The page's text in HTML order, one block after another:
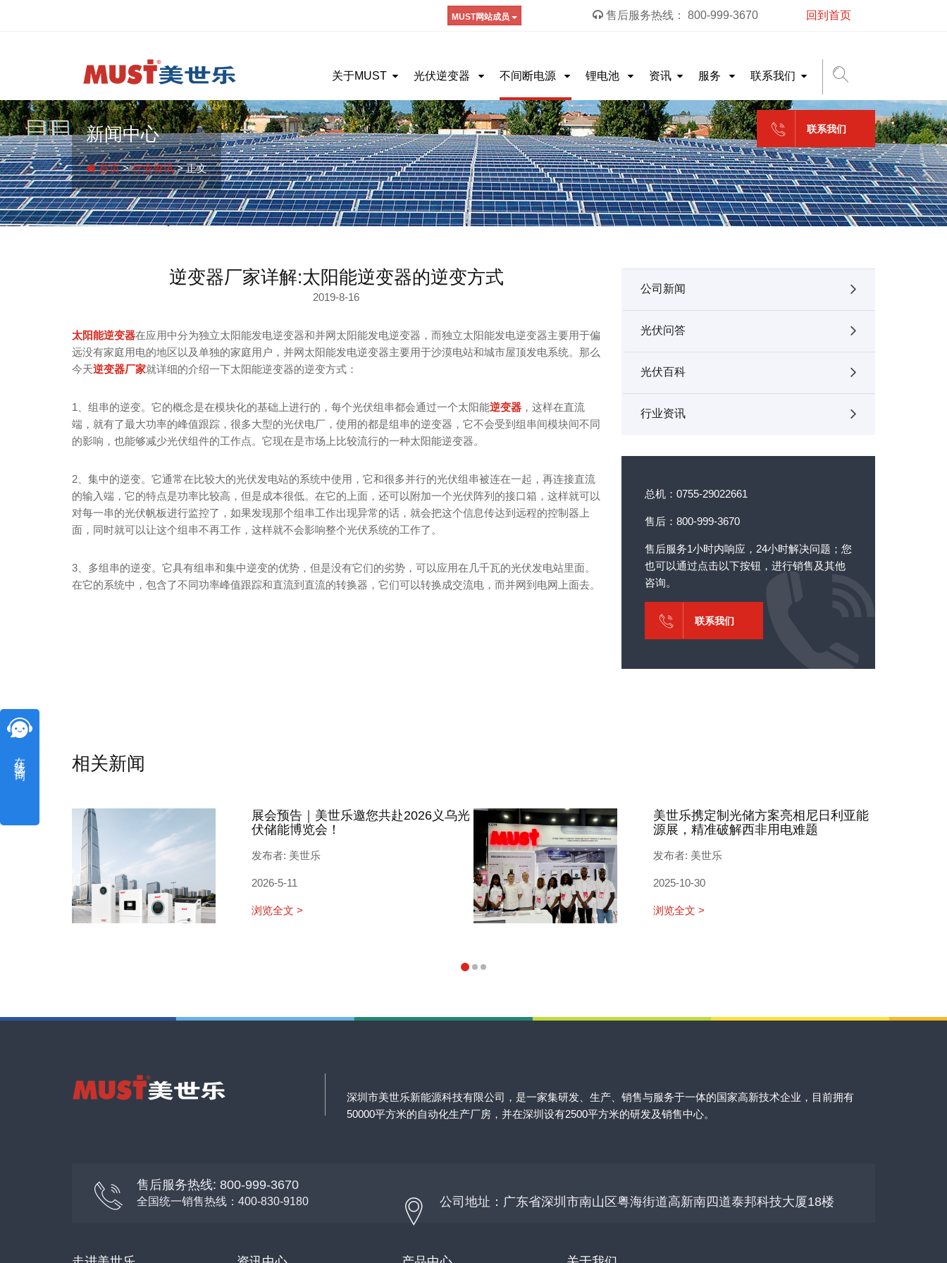
售后服务热线： 800-999-3670 回到首页
MUST网站成员
关于MUST 光伏逆变器 不间断电源 锂电池 资讯 服务 联系我们
新闻中心
首页>行业资讯> 正文
联系我们
逆变器厂家详解:太阳能逆变器的逆变方式
2019-8-16
太阳能逆变器在应用中分为独立太阳能发电逆变器和并网太阳能发电逆变器，而独立太阳能发电逆变器主要用于偏
远没有家庭用电的地区以及单独的家庭用户，并网太阳能发电逆变器主要用于沙漠电站和城市屋顶发电系统。那么
今天逆变器厂家就详细的介绍一下太阳能逆变器的逆变方式：
1、组串的逆变。它的概念是在模块化的基础上进行的，每个光伏组串都会通过一个太阳能逆变器 ，这样在直流
端，就有了最大功率的峰值跟踪，很多大型的光伏电厂，使用的都是组串的逆变器，它不会受到组串间模块间不同
的影响，也能够减少光伏组件的工作点。它现在是市场上比较流行的一种太阳能逆变器。
2、集中的逆变。它通常在比较大的光伏发电站的系统中使用，它和很多并行的光伏组串被连在一起，再连接直流
的输入端，它的特点是功率比较高，但是成本很低。在它的上面，还可以附加一个光伏阵列的接口箱，这样就可以
对每一串的光伏帆板进行监控了，如果发现那个组串工作出现异常的话，就会把这个信息传达到远程的控制器上
面，同时就可以让这个组串不再工作，这样就不会影响整个光伏系统的工作了。
3、多组串的逆变。它具有组串和集中逆变的优势，但是没有它们的劣势，可以应用在几千瓦的光伏发电站里面。
在它的系统中，包含了不同功率峰值跟踪和直流到直流的转换器，它们可以转换成交流电，而并网到电网上面去。
公司新闻
光伏问答
光伏百科
行业资讯
总机：0755-29022661
售后：800-999-3670
售后服务1小时内响应，24小时解决问题；您
也可以通过点击以下按钮，进行销售及其他
咨询。
联系我们
相关新闻
展会预告｜美世乐邀您共赴2026义乌光
伏储能博览会！
发布者: 美世乐
2026-5-11
浏览全文 >
美世乐携定制光储方案亮相尼日利亚能
源展，精准破解西非用电难题
发布者: 美世乐
2025-10-30
浏览全文 >
深圳市美世乐新能源科技有限公司，是一家集研发、生产、销售与服务于一体的国家高新技术企业，目前拥有
50000平方米的自动化生产厂房，并在深圳设有2500平方米的研发及销售中心。
售后服务热线: 800-999-3670
全国统一销售热线：400-830-9180 公司地址：广东省深圳市南山区粤海街道高新南四道泰邦科技大厦18楼
在线咨询